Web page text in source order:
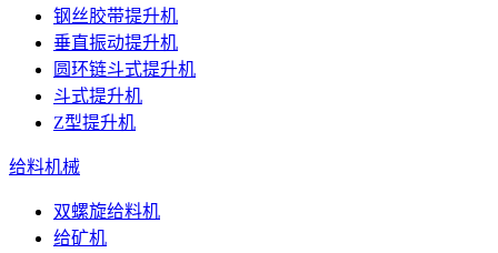
钢丝胶带提升机
垂直振动提升机
圆环链斗式提升机
斗式提升机
Z型提升机
给料机械
双螺旋给料机
给矿机